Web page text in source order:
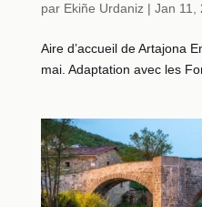
par Ekiñe Urdaniz| Jan 11,
Aire d’accueil de Artajona
mai. Adaptation avec les